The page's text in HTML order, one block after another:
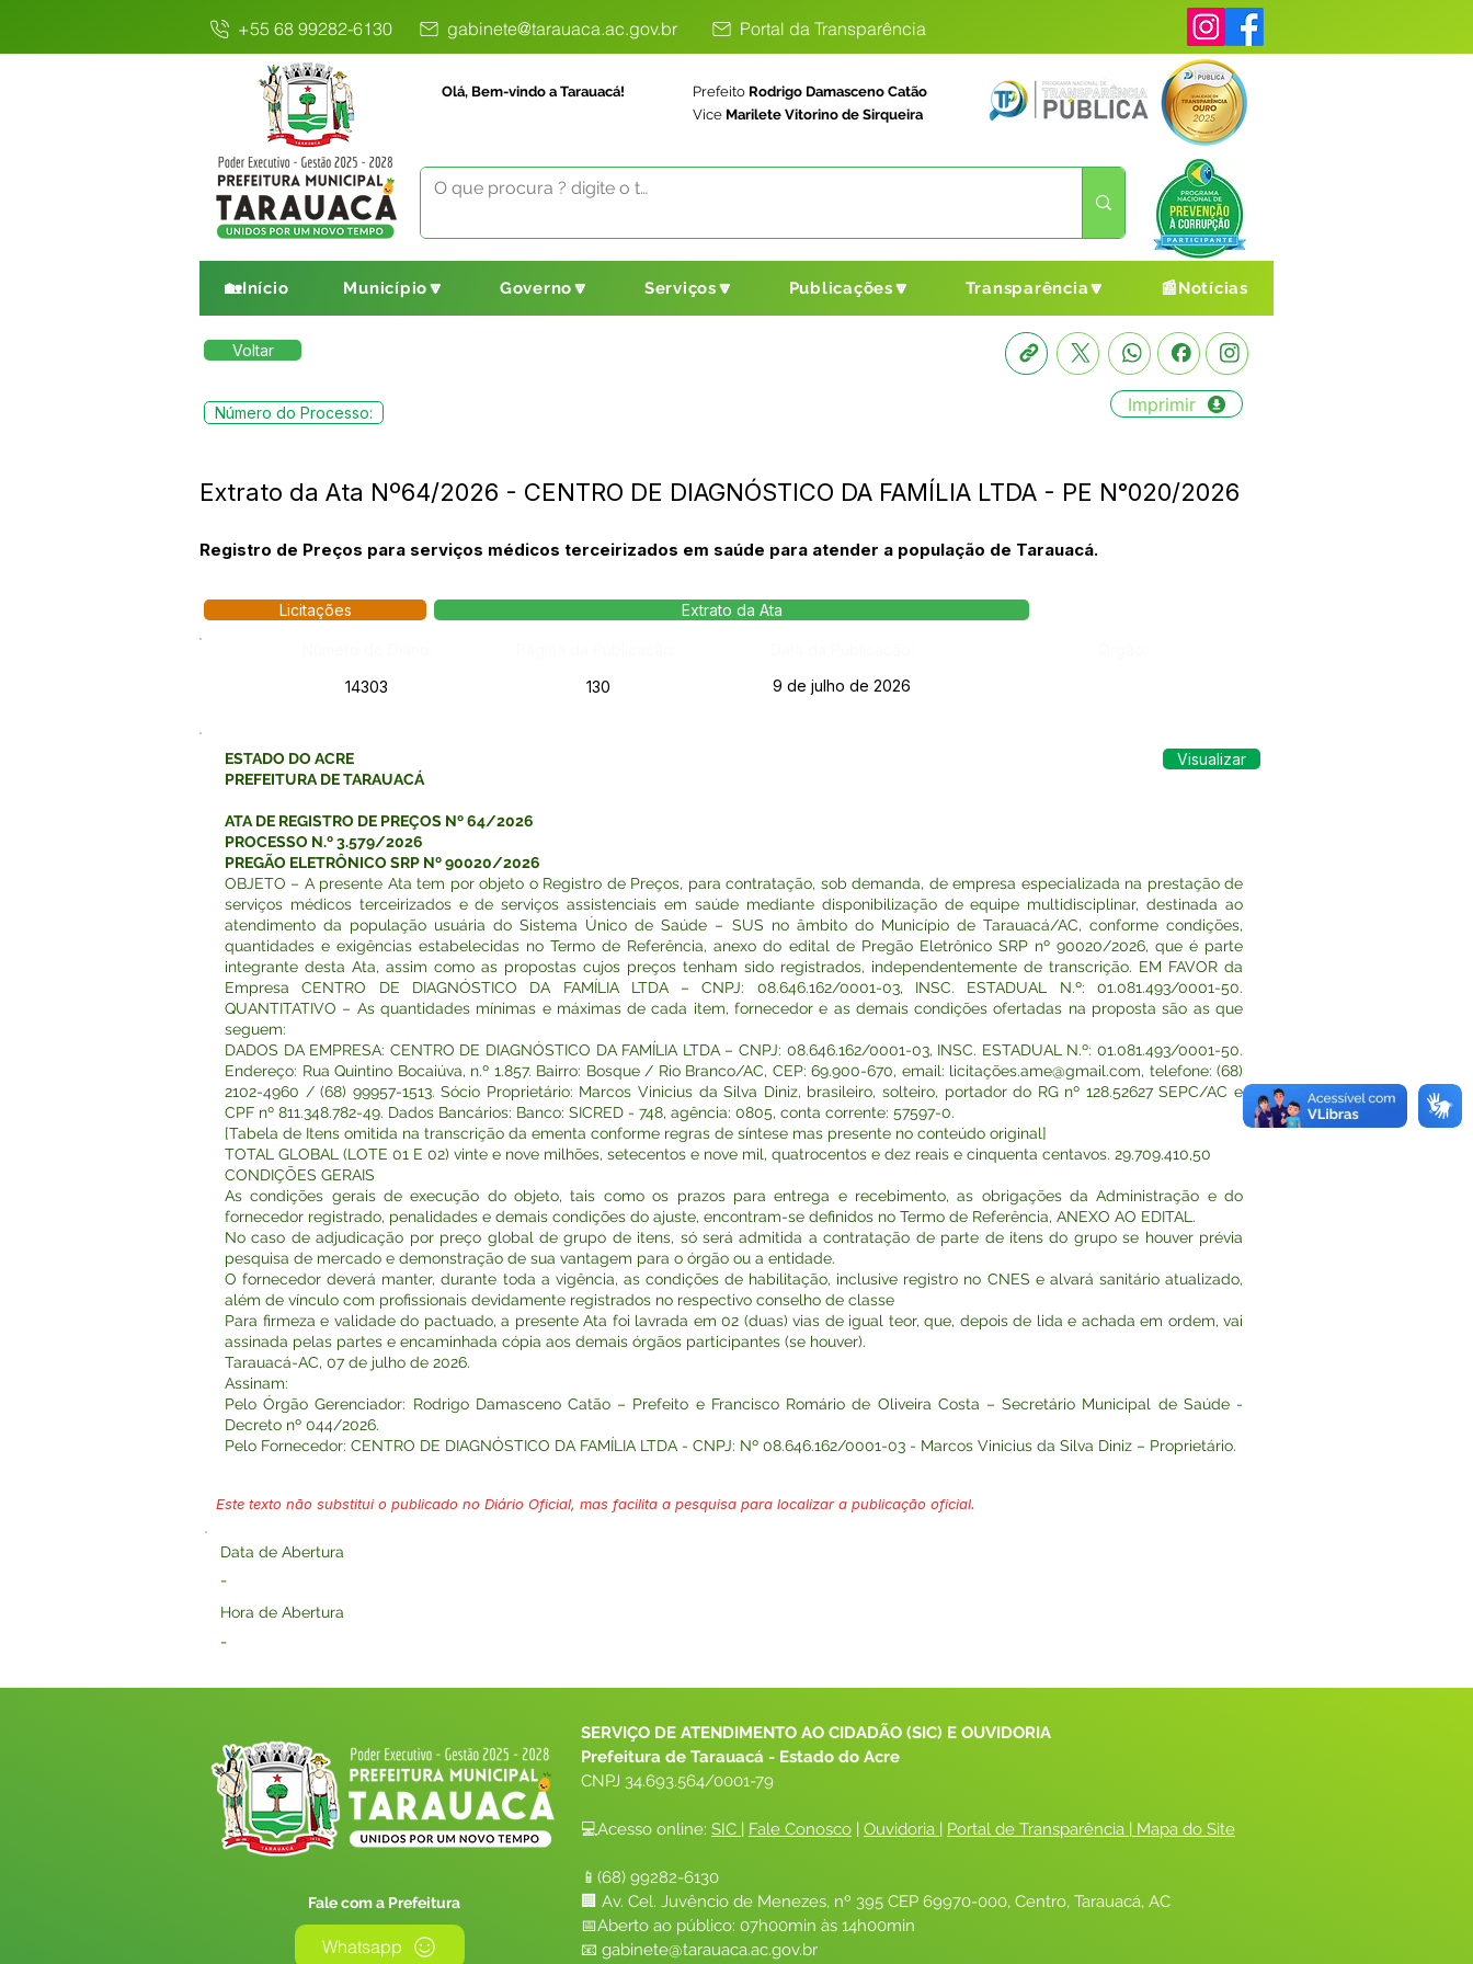
+55 68 99282-6130 gabinete@tarauaca.ac.gov.br Portal da Transparência
Olá, Bem-vindo a Tarauacá! Prefeito Rodrigo Damasceno Catão
Vice Marilete Vitorino de Sirqueira
🏡Início Município🔽 Governo🔽 Serviços🔽 Publicações🔽 Transparência🔽 📰Notícias
Voltar
Número do Processo: Imprimir
Extrato da Ata Nº64/2026 - CENTRO DE DIAGNÓSTICO DA FAMÍLIA LTDA - PE N°020/2026
Registro de Preços para serviços médicos terceirizados em saúde para atender a população de Tarauacá.
Licitações Extrato da Ata
14303
130 9 de julho de 2026
ESTADO DO ACRE
PREFEITURA DE TARAUACÁ
ATA DE REGISTRO DE PREÇOS Nº 64/2026
PROCESSO N.º 3.579/2026
PREGÃO ELETRÔNICO SRP Nº 90020/2026
OBJETO – A presente Ata tem por objeto o Registro de Preços, para contratação, sob demanda, de empresa especializada na prestação de
serviços médicos terceirizados e de serviços assistenciais em saúde mediante disponibilização de equipe multidisciplinar, destinada ao
atendimento da população usuária do Sistema Único de Saúde – SUS no âmbito do Município de Tarauacá/AC, conforme condições,
quantidades e exigências estabelecidas no Termo de Referência, anexo do edital de Pregão Eletrônico SRP nº 90020/2026, que é parte
integrante desta Ata, assim como as propostas cujos preços tenham sido registrados, independentemente de transcrição. EM FAVOR da
Empresa CENTRO DE DIAGNÓSTICO DA FAMÍLIA LTDA – CNPJ: 08.646.162/0001-03, INSC. ESTADUAL N.º: 01.081.493/0001-50.
QUANTITATIVO – As quantidades mínimas e máximas de cada item, fornecedor e as demais condições ofertadas na proposta são as que
seguem:
DADOS DA EMPRESA: CENTRO DE DIAGNÓSTICO DA FAMÍLIA LTDA – CNPJ: 08.646.162/0001-03, INSC. ESTADUAL N.º: 01.081.493/0001-50.
Endereço: Rua Quintino Bocaiúva, n.º 1.857. Bairro: Bosque / Rio Branco/AC, CEP: 69.900-670, email: licitações.ame@gmail.com, telefone: (68)
2102-4960 / (68) 99957-1513. Sócio Proprietário: Marcos Vinicius da Silva Diniz, brasileiro, solteiro, portador do RG nº 128.52627 SEPC/AC e
CPF nº 811.348.782-49. Dados Bancários: Banco: SICRED - 748, agência: 0805, conta corrente: 57597-0.
[Tabela de Itens omitida na transcrição da ementa conforme regras de síntese mas presente no conteúdo original]
TOTAL GLOBAL (LOTE 01 E 02) vinte e nove milhões, setecentos e nove mil, quatrocentos e dez reais e cinquenta centavos. 29.709.410,50
CONDIÇÕES GERAIS
As condições gerais de execução do objeto, tais como os prazos para entrega e recebimento, as obrigações da Administração e do
fornecedor registrado, penalidades e demais condições do ajuste, encontram-se definidos no Termo de Referência, ANEXO AO EDITAL.
No caso de adjudicação por preço global de grupo de itens, só será admitida a contratação de parte de itens do grupo se houver prévia
pesquisa de mercado e demonstração de sua vantagem para o órgão ou a entidade.
O fornecedor deverá manter, durante toda a vigência, as condições de habilitação, inclusive registro no CNES e alvará sanitário atualizado,
além de vínculo com profissionais devidamente registrados no respectivo conselho de classe
Para firmeza e validade do pactuado, a presente Ata foi lavrada em 02 (duas) vias de igual teor, que, depois de lida e achada em ordem, vai
assinada pelas partes e encaminhada cópia aos demais órgãos participantes (se houver).
Tarauacá-AC, 07 de julho de 2026.
Assinam:
Pelo Órgão Gerenciador: Rodrigo Damasceno Catão – Prefeito e Francisco Romário de Oliveira Costa – Secretário Municipal de Saúde -
Decreto nº 044/2026.
Pelo Fornecedor: CENTRO DE DIAGNÓSTICO DA FAMÍLIA LTDA - CNPJ: Nº 08.646.162/0001-03 - Marcos Vinicius da Silva Diniz – Proprietário.
Visualizar
Este texto não substitui o publicado no Diário Oficial, mas facilita a pesquisa para localizar a publicação oficial.
Data de Abertura
-
Hora de Abertura
-
Fale com a Prefeitura
Whatsapp
SERVIÇO DE ATENDIMENTO AO CIDADÃO (SIC) E OUVIDORIA
Prefeitura de Tarauacá - Estado do Acre
CNPJ 34.693.564/0001-79
💻Acesso online: SIC | Fale Conosco | Ouvidoria | Portal de Transparência | Mapa do Site
📱(68) 99282-6130
🏢 Av. Cel. Juvêncio de Menezes, nº 395 CEP 69970-000, Centro, Tarauacá, AC
📅Aberto ao público: 07h00min às 14h00min
📧 gabinete@tarauaca.ac.gov.br